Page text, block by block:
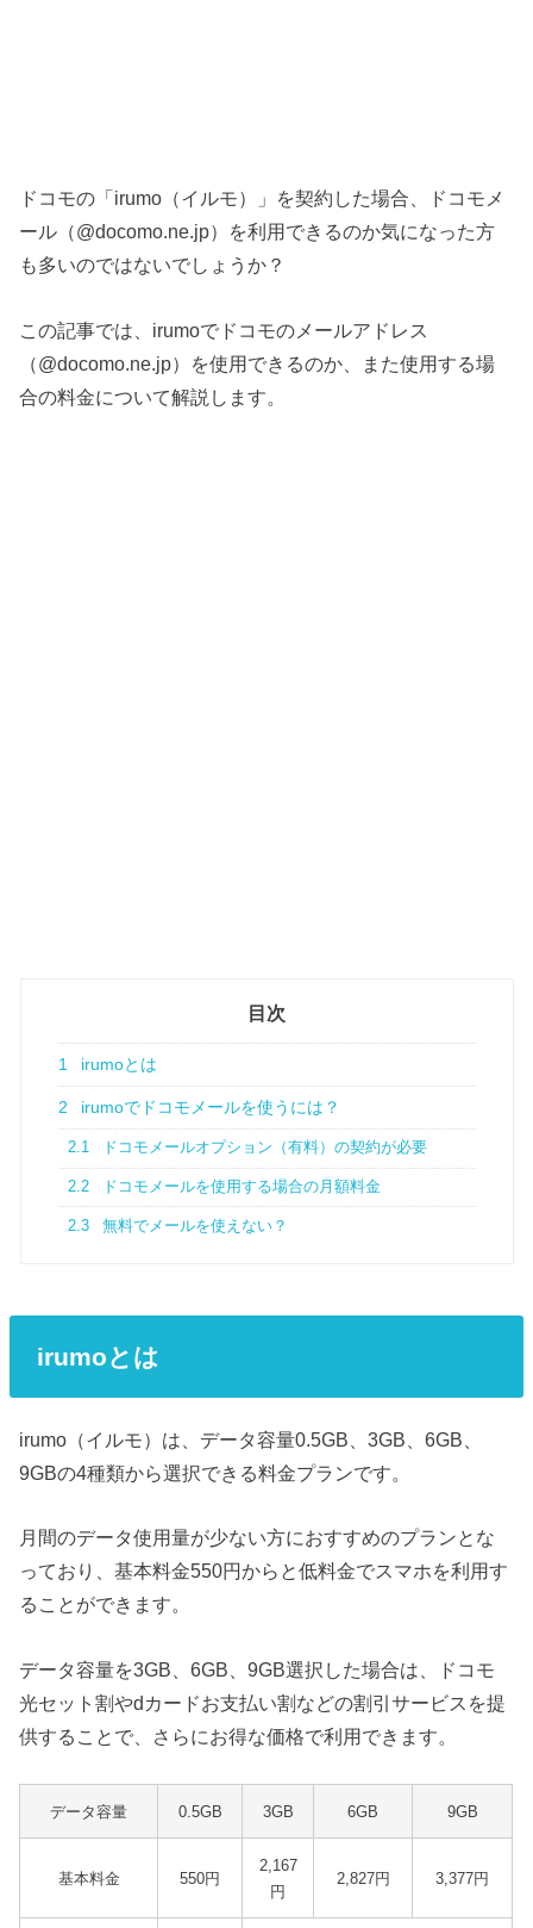
ドコモの「irumo（イルモ）」を契約した場合、ドコモメ
ール（@docomo.ne.jp）を利用できるのか気になった方
も多いのではないでしょうか？
この記事では、irumoでドコモのメールアドレス
（@docomo.ne.jp）を使用できるのか、また使用する場
合の料金について解説します。
目次
1 irumoとは
2 irumoでドコモメールを使うには？
2.1 ドコモメールオプション（有料）の契約が必要
2.2 ドコモメールを使用する場合の月額料金
2.3 無料でメールを使えない？
irumoとは
irumo（イルモ）は、データ容量0.5GB、3GB、6GB、
9GBの4種類から選択できる料金プランです。
月間のデータ使用量が少ない方におすすめのプランとな
っており、基本料金550円からと低料金でスマホを利用す
ることができます。
データ容量を3GB、6GB、9GB選択した場合は、ドコモ
光セット割やdカードお支払い割などの割引サービスを提
供することで、さらにお得な価格で利用できます。
データ容量 0.5GB 3GB 6GB 9GB
基本料金 550円
2,167
円
2,827円 3,377円